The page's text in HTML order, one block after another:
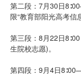
第二段：7月30日
限“教育部阳光高考
第三段：8月22日
生院校志愿)。
第四段：9月4日